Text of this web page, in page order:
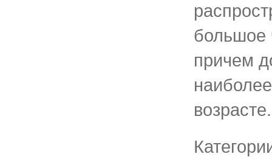
большое
причем
возрасте.